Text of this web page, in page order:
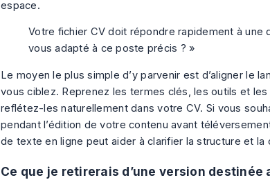
espace.
Votre fichier CV doit répondre rapidement à une
vous adapté à ce poste précis ? »
Le moyen le plus simple d’y parvenir est d’aligner le
vous ciblez. Reprenez les termes clés, les outils et
reflétez-les naturellement dans votre CV. Si vous
pendant l’édition de votre contenu avant
de texte en ligne peut aider à clarifier la structure et la
Ce que je retirerais d’une version destinée